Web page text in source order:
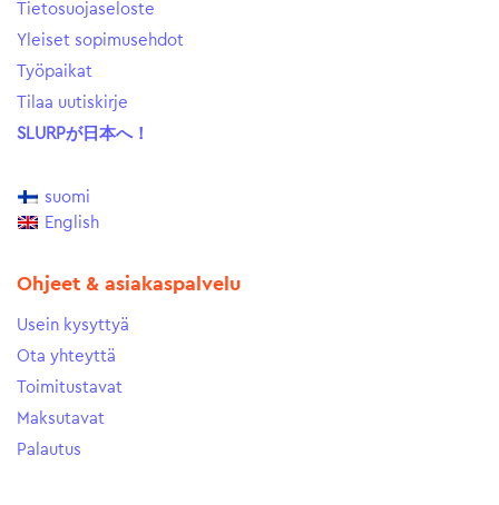
Tietosuojaseloste
Yleiset sopimusehdot
Työpaikat
Tilaa uutiskirje
SLURPが日本へ！
suomi
English
Ohjeet & asiakaspalvelu
Usein kysyttyä
Ota yhteyttä
Toimitustavat
Maksutavat
Palautus